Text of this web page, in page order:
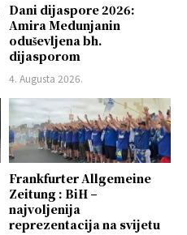
Dani dijaspore 2026:
Amira Medunjanin
oduševljena bh.
dijasporom
4. Augusta 2026.
Frankfurter Allgemeine
Zeitung : BiH –
najvoljenija
reprezentacija na svijetu